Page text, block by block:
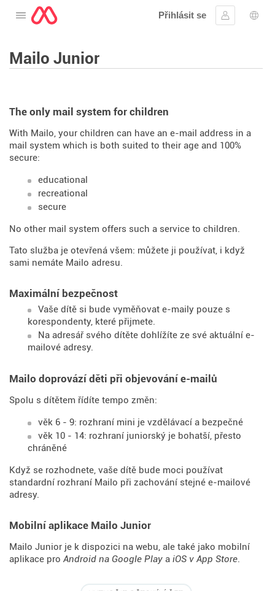
Otevřete nabídku
Přihlásit se
Přihlásit se
Mailo Junior
The only mail system for children
With Mailo, your children can have an e-mail address in a
mail system which is both suited to their age and 100%
secure:
educational
recreational
secure
No other mail system offers such a service to children.
Tato služba je otevřená všem: můžete ji používat, i když
sami nemáte Mailo adresu.
Maximální bezpečnost
Vaše dítě si bude vyměňovat e-maily pouze s
korespondenty, které přijmete.
Na adresář svého dítěte dohlížíte ze své aktuální e-
mailové adresy.
Mailo doprovází děti při objevování e-mailů
Spolu s dítětem řídíte tempo změn:
věk 6 - 9: rozhraní mini je vzdělávací a bezpečné
věk 10 - 14: rozhraní juniorský je bohatší, přesto
chráněné
Když se rozhodnete, vaše dítě bude moci používat
standardní rozhraní Mailo při zachování stejné e-mailové
adresy.
Mobilní aplikace Mailo Junior
Mailo Junior je k dispozici na webu, ale také jako mobilní
aplikace pro Android na Google Play a iOS v App Store.